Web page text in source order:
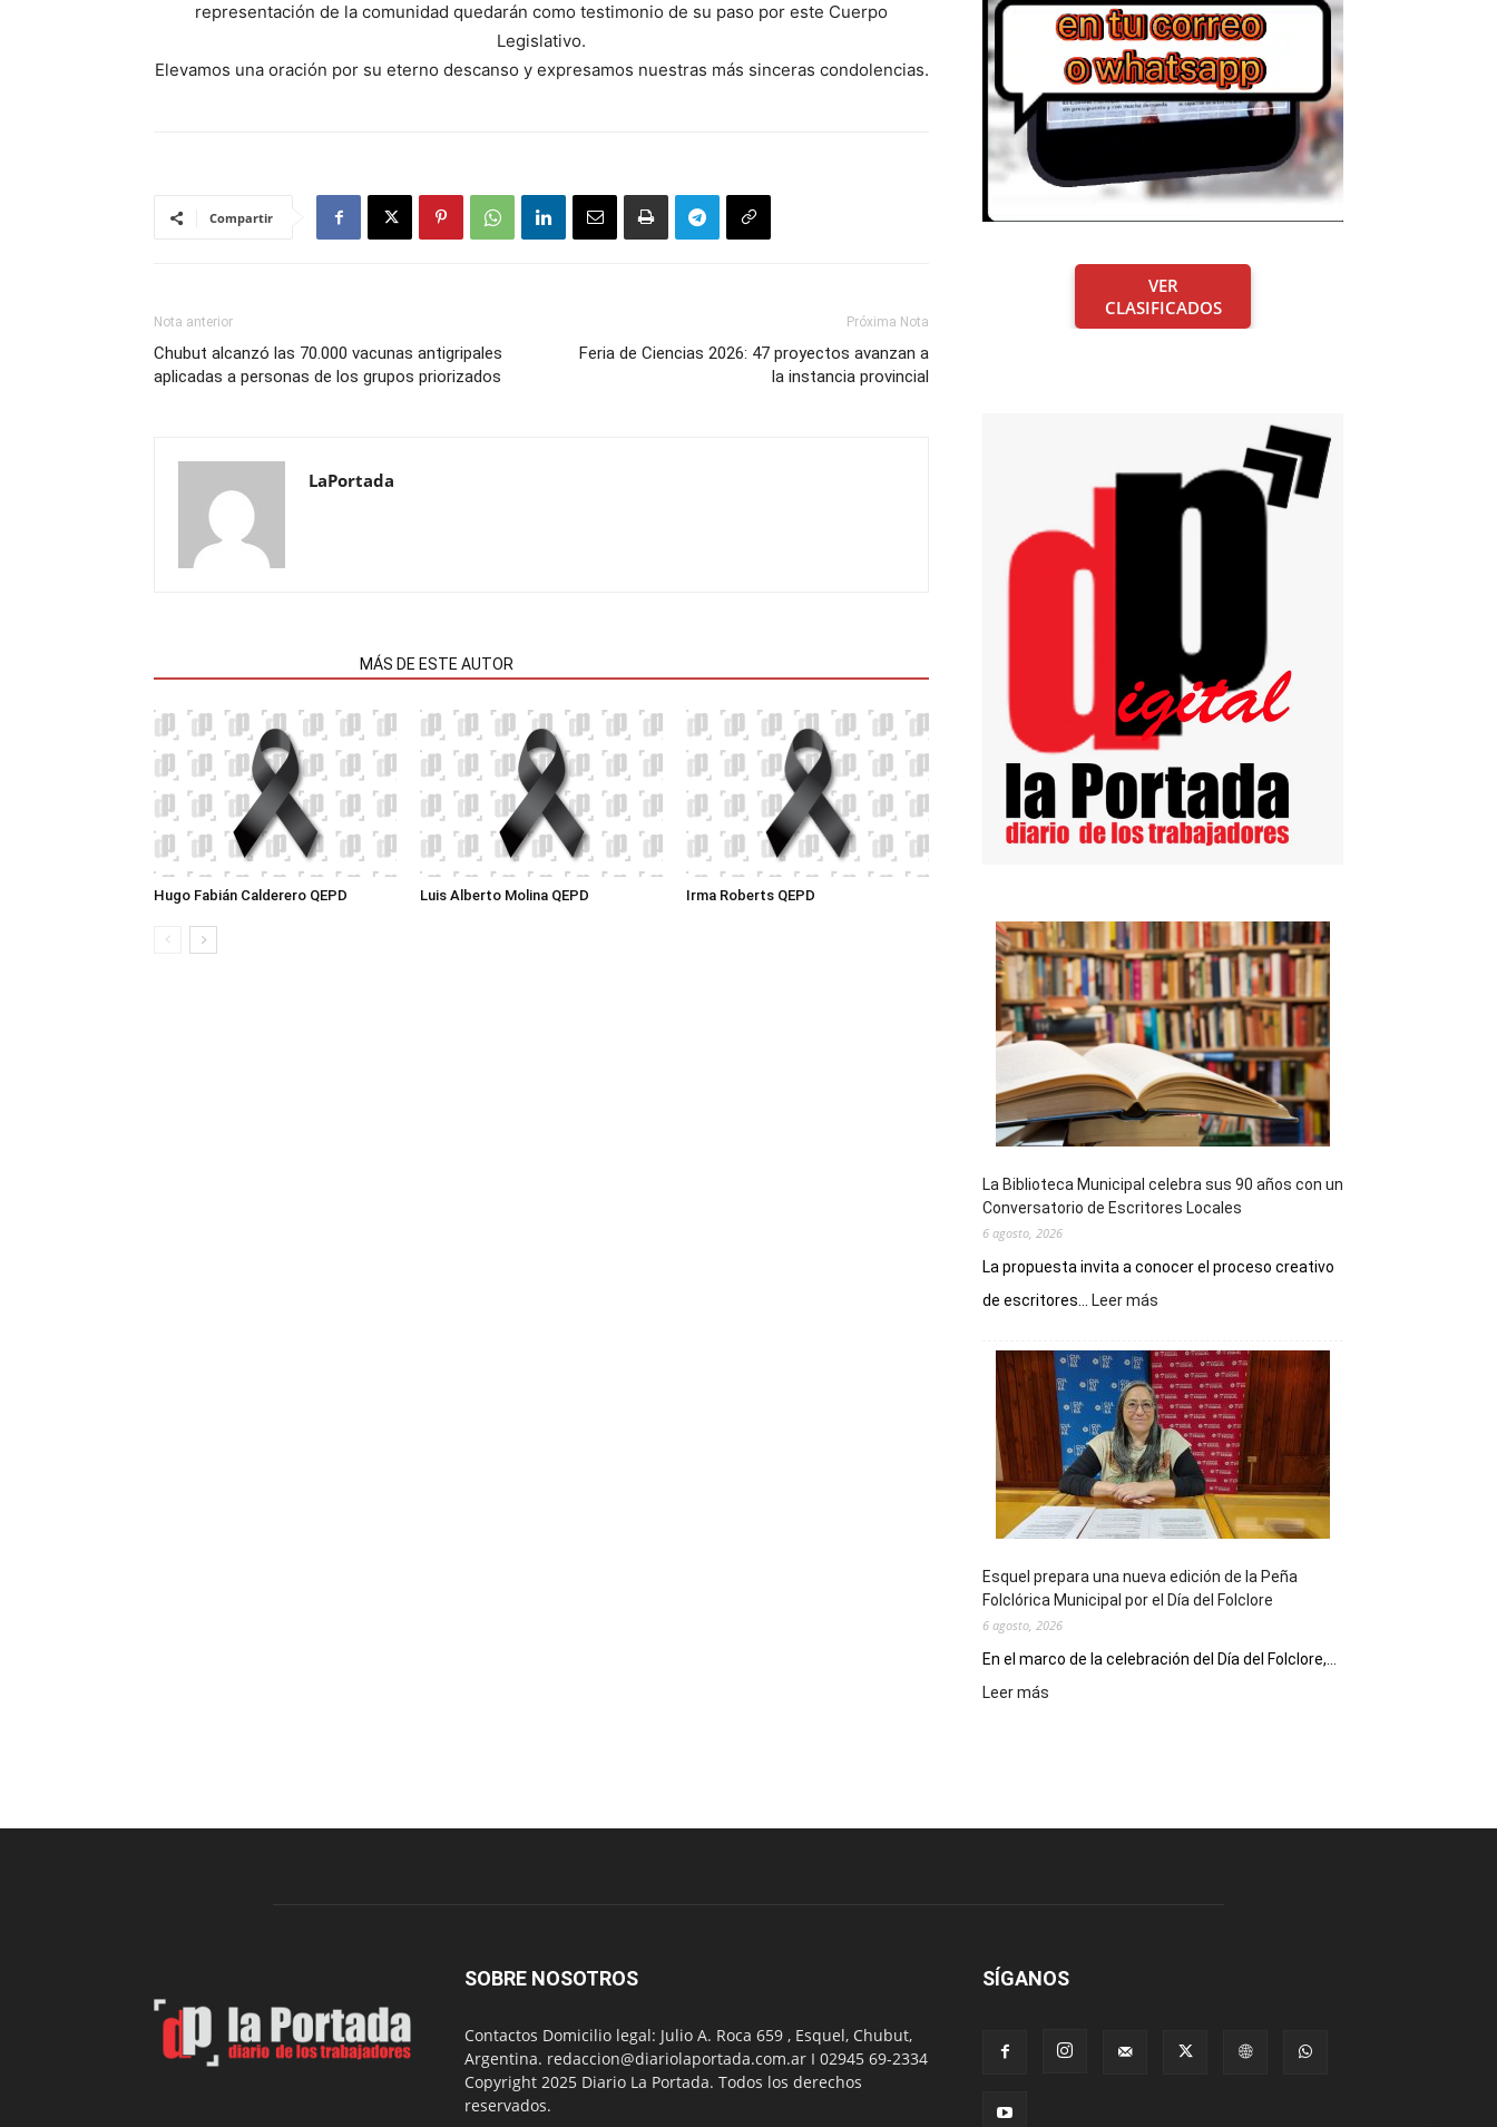
representación de la comunidad quedarán como testimonio de su paso por este Cuerpo
Legislativo.
Elevamos una oración por su eterno descanso y expresamos nuestras más sinceras condolencias.
Compartir
Nota anterior
Chubut alcanzó las 70.000 vacunas antigripales
aplicadas a personas de los grupos priorizados
Próxima Nota
Feria de Ciencias 2026: 47 proyectos avanzan a
la instancia provincial
LaPortada
MÁS DE ESTE AUTOR
Hugo Fabián Calderero QEPD Luis Alberto Molina QEPD Irma Roberts QEPD
VER
CLASIFICADOS
La Biblioteca Municipal celebra sus 90 años con un
Conversatorio de Escritores Locales
6 agosto, 2026
La propuesta invita a conocer el proceso creativo
de escritores...
Leer más
Municipal
celebra
sus
90
años
con
un
Conversatorio
Escritores
Locales
Esquel prepara una nueva edición de la Peña
Folclórica Municipal por el Día del Folclore
6 agosto, 2026
En el marco de la celebración del Día del Folclore,...
Leer más
de
el
Folclore
SOBRE NOSOTROS
Contactos Domicilio legal: Julio A. Roca 659 , Esquel, Chubut,
Argentina. redaccion@diariolaportada.com.ar I 02945 69-2334
Copyright 2025 Diario La Portada. Todos los derechos
reservados.
SÍGANOS